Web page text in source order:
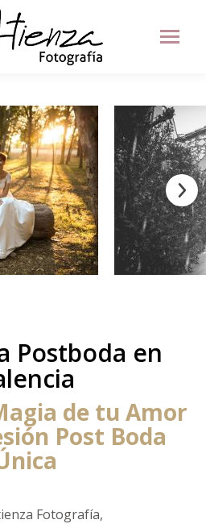
Postboda en
de tu Amor
Post Boda
Fotografía,